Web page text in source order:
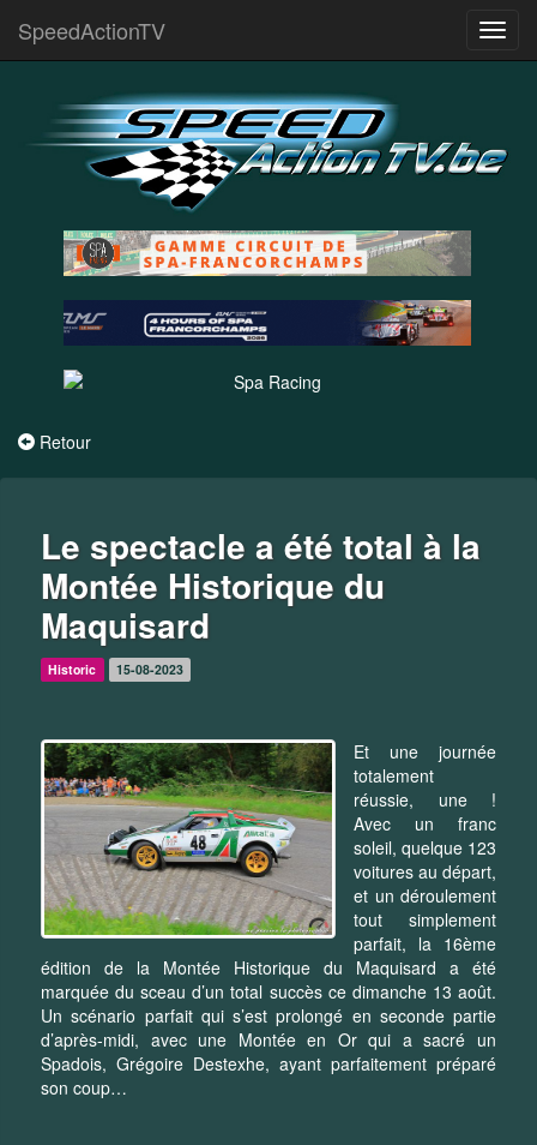
SpeedActionTV
Retour
Le spectacle a été total à la
Montée Historique du
Maquisard
Historic 15-08-2023
Et une journée
totalement
réussie, une !
Avec un franc
soleil, quelque 123
voitures au départ,
et un déroulement
tout simplement
parfait, la 16ème
édition de la Montée Historique du Maquisard a été
marquée du sceau d’un total succès ce dimanche 13 août.
Un scénario parfait qui s’est prolongé en seconde partie
d’après-midi, avec une Montée en Or qui a sacré un
Spadois, Grégoire Destexhe, ayant parfaitement préparé
son coup…